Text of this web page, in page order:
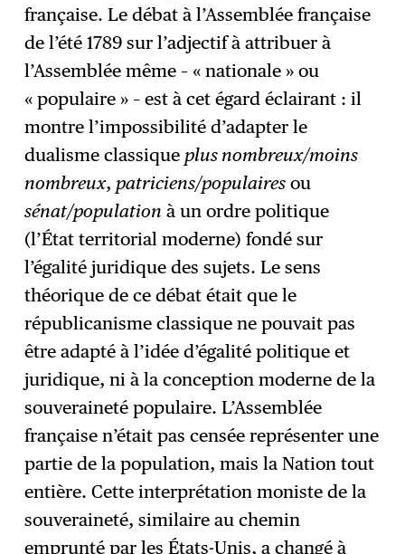
française. Le débat à l’Assemblée française
de l’été 1789 sur l’adjectif à attribuer à
l’Assemblée même – « nationale » ou
« populaire » – est à cet égard éclairant : il
montre l’impossibilité d’adapter le
dualisme classique plus nombreux/moins
nombreux, patriciens/populaires ou
sénat/population à un ordre politique
(l’État territorial moderne) fondé sur
l’égalité juridique des sujets. Le sens
théorique de ce débat était que le
républicanisme classique ne pouvait pas
être adapté à l’idée d’égalité politique et
juridique, ni à la conception moderne de la
souveraineté populaire. L’Assemblée
française n’était pas censée représenter une
partie de la population, mais la Nation tout
entière. Cette interprétation moniste de la
souveraineté, similaire au chemin
emprunté par les États-Unis, a changé à